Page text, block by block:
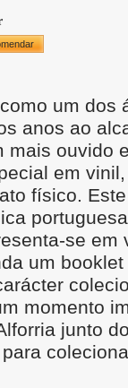
um
anos ao
mais ouvido
em
físico.
se
um
momento
junto